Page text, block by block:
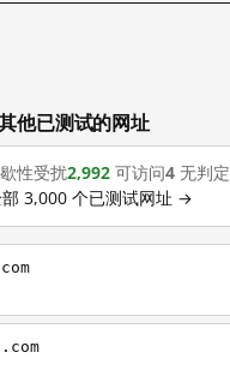
已测试的网址
性受扰2,992 可访问4 无判定
3,000 个已测试网址 →